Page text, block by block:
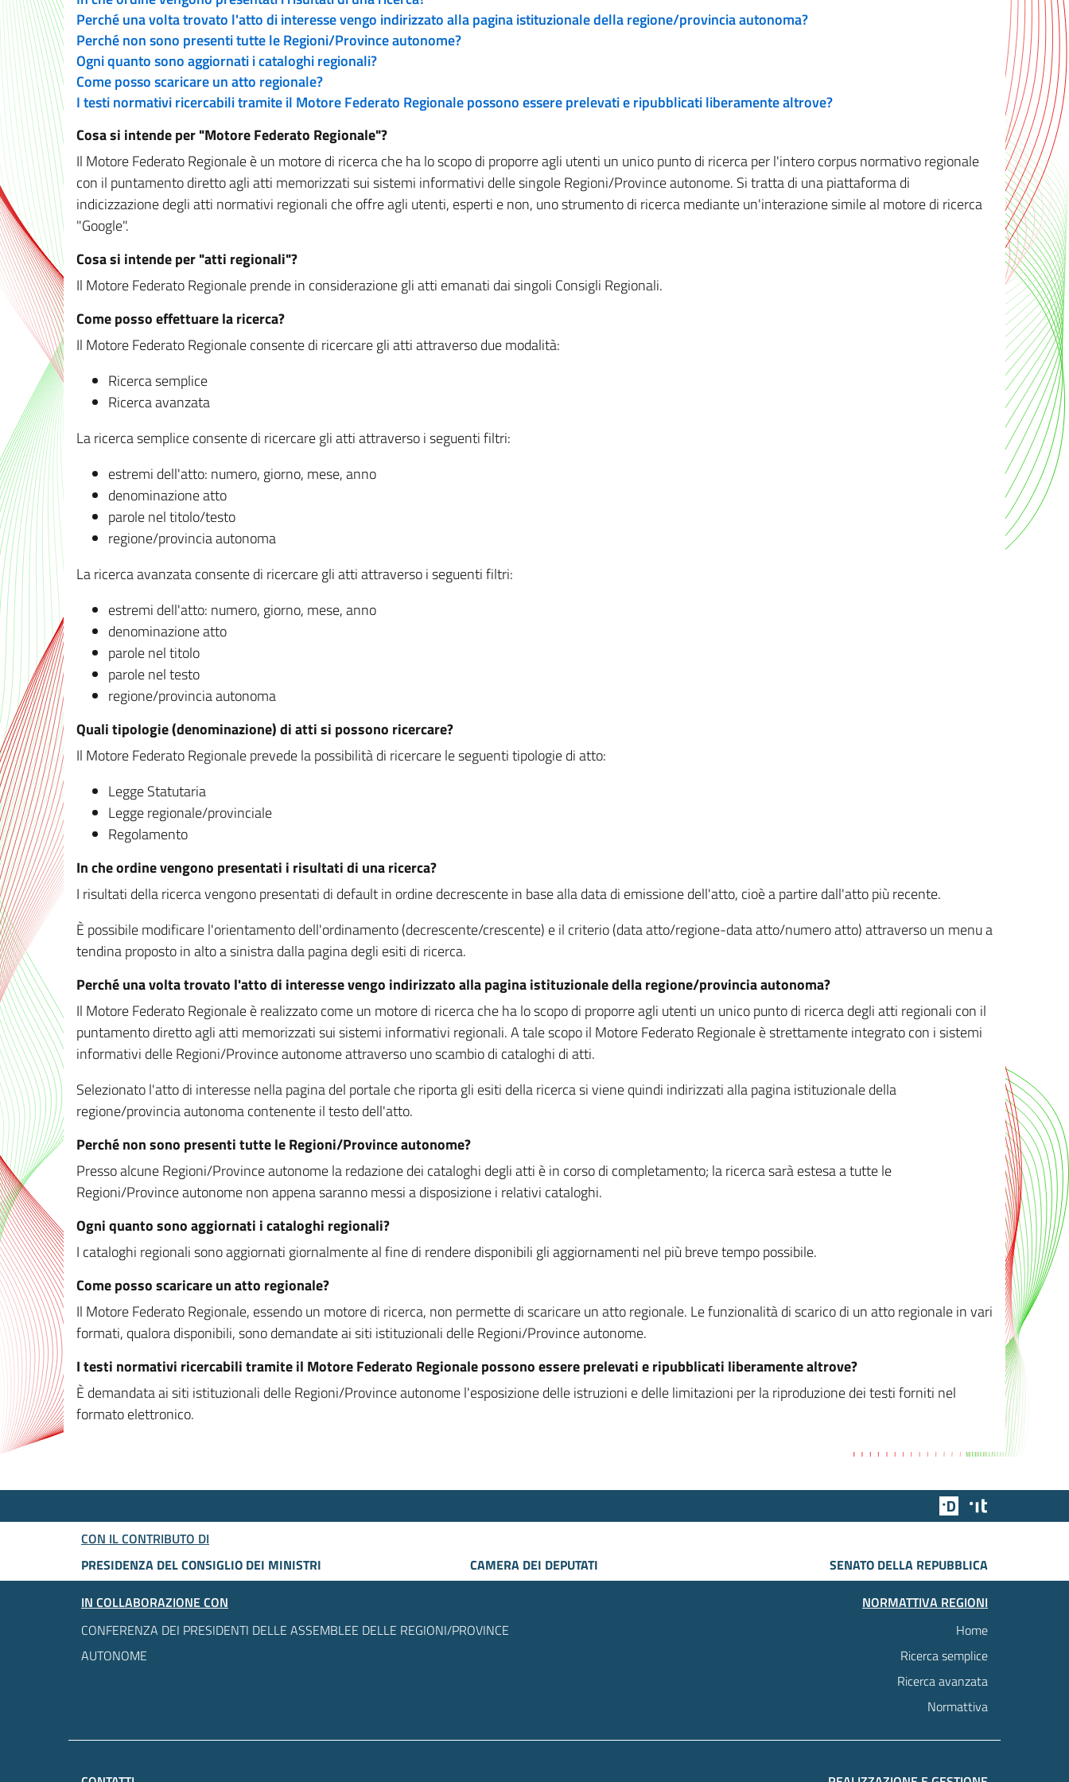
Perché una volta trovato l'atto di interesse vengo indirizzato alla pagina istituzionale della regione/provincia autonoma?
Perché non sono presenti tutte le Regioni/Province autonome?
Ogni quanto sono aggiornati i cataloghi regionali?
Come posso scaricare un atto regionale?
I testi normativi ricercabili tramite il Motore Federato Regionale possono essere prelevati e ripubblicati liberamente altrove?
Cosa si intende per "Motore Federato Regionale"?
Il Motore Federato Regionale è un motore di ricerca che ha lo scopo di proporre agli utenti un unico punto di ricerca per l'intero corpus normativo regionale
con il puntamento diretto agli atti memorizzati sui sistemi informativi delle singole Regioni/Province autonome. Si tratta di una piattaforma di
indicizzazione degli atti normativi regionali che offre agli utenti, esperti e non, uno strumento di ricerca mediante un'interazione simile al motore di ricerca
"Google".
Cosa si intende per "atti regionali"?
Il Motore Federato Regionale prende in considerazione gli atti emanati dai singoli Consigli Regionali.
Come posso effettuare la ricerca?
Il Motore Federato Regionale consente di ricercare gli atti attraverso due modalità:
Ricerca semplice
Ricerca avanzata
La ricerca semplice consente di ricercare gli atti attraverso i seguenti filtri:
estremi dell'atto: numero, giorno, mese, anno
denominazione atto
parole nel titolo/testo
regione/provincia autonoma
La ricerca avanzata consente di ricercare gli atti attraverso i seguenti filtri:
estremi dell'atto: numero, giorno, mese, anno
denominazione atto
parole nel titolo
parole nel testo
regione/provincia autonoma
Quali tipologie (denominazione) di atti si possono ricercare?
Il Motore Federato Regionale prevede la possibilità di ricercare le seguenti tipologie di atto:
Legge Statutaria
Legge regionale/provinciale
Regolamento
In che ordine vengono presentati i risultati di una ricerca?
I risultati della ricerca vengono presentati di default in ordine decrescente in base alla data di emissione dell'atto, cioè a partire dall'atto più recente.
È possibile modificare l'orientamento dell'ordinamento (decrescente/crescente) e il criterio (data atto/regione-data atto/numero atto) attraverso un menu a
tendina proposto in alto a sinistra dalla pagina degli esiti di ricerca.
Perché una volta trovato l'atto di interesse vengo indirizzato alla pagina istituzionale della regione/provincia autonoma?
Il Motore Federato Regionale è realizzato come un motore di ricerca che ha lo scopo di proporre agli utenti un unico punto di ricerca degli atti regionali con il
puntamento diretto agli atti memorizzati sui sistemi informativi regionali. A tale scopo il Motore Federato Regionale è strettamente integrato con i sistemi
informativi delle Regioni/Province autonome attraverso uno scambio di cataloghi di atti.
Selezionato l'atto di interesse nella pagina del portale che riporta gli esiti della ricerca si viene quindi indirizzati alla pagina istituzionale della
regione/provincia autonoma contenente il testo dell'atto.
Perché non sono presenti tutte le Regioni/Province autonome?
Presso alcune Regioni/Province autonome la redazione dei cataloghi degli atti è in corso di completamento; la ricerca sarà estesa a tutte le
Regioni/Province autonome non appena saranno messi a disposizione i relativi cataloghi.
Ogni quanto sono aggiornati i cataloghi regionali?
I cataloghi regionali sono aggiornati giornalmente al fine di rendere disponibili gli aggiornamenti nel più breve tempo possibile.
Come posso scaricare un atto regionale?
Il Motore Federato Regionale, essendo un motore di ricerca, non permette di scaricare un atto regionale. Le funzionalità di scarico di un atto regionale in vari
formati, qualora disponibili, sono demandate ai siti istituzionali delle Regioni/Province autonome.
I testi normativi ricercabili tramite il Motore Federato Regionale possono essere prelevati e ripubblicati liberamente altrove?
È demandata ai siti istituzionali delle Regioni/Province autonome l'esposizione delle istruzioni e delle limitazioni per la riproduzione dei testi forniti nel
formato elettronico.
Team Digitale
CON IL CONTRIBUTO DI
PRESIDENZA DEL CONSIGLIO DEI MINISTRI
CAMERA DEI DEPUTATI
SENATO DELLA REPUBBLICA
IN COLLABORAZIONE CON
CONFERENZA DEI PRESIDENTI DELLE ASSEMBLEE DELLE REGIONI/PROVINCE
AUTONOME
NORMATTIVA REGIONI
Home
Ricerca semplice
Ricerca avanzata
Normattiva